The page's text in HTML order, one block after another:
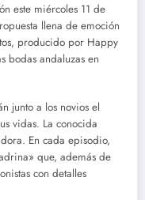
este miércoles 11 de
llena de emoción
producido por Happy
bodas andaluzas en
junto a los novios el
vidas. La conocida
En cada episodio,
que, además de
con detalles